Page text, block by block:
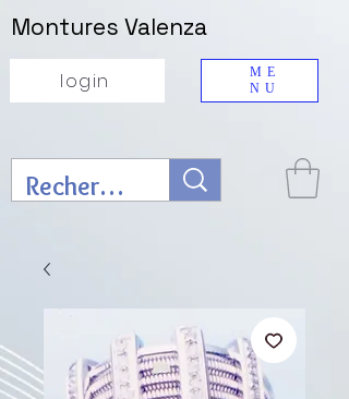
ME
NU
Montures Valenza
login